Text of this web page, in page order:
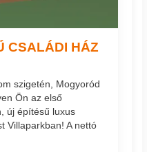
CSALÁDI HÁZ
szigetén, Mogyoród
Ön az első
új építésű luxus
Villaparkban! A nettó